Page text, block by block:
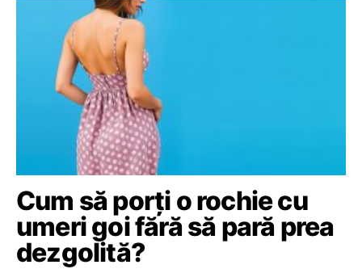
Cum să porți o rochie cu
umeri goi fără să pară prea
dezgolită?